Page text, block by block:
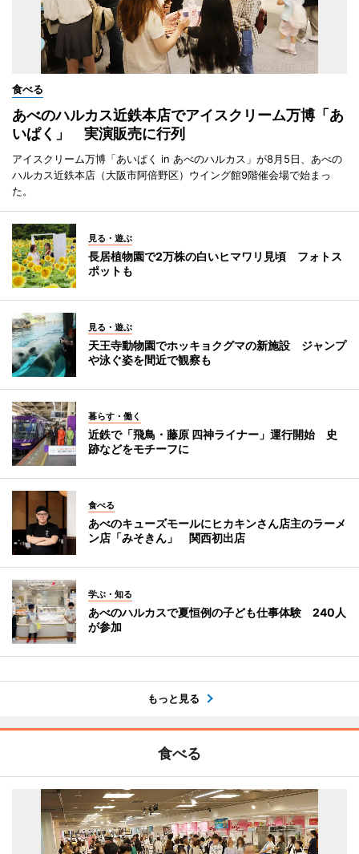
食べる
あべのハルカス近鉄本店でアイスクリーム万博「あ
いぱく」 実演販売に行列
アイスクリーム万博「あいぱく in あべのハルカス」が8月5日、あべの
ハルカス近鉄本店（大阪市阿倍野区）ウイング館9階催会場で始まっ
た。
見る・遊ぶ
長居植物園で2万株の白いヒマワリ見頃 フォトス
ポットも
見る・遊ぶ
天王寺動物園でホッキョクグマの新施設 ジャンプ
や泳ぐ姿を間近で観察も
暮らす・働く
近鉄で「飛鳥・藤原 四神ライナー」運行開始 史
跡などをモチーフに
食べる
あべのキューズモールにヒカキンさん店主のラーメ
ン店「みそきん」 関西初出店
学ぶ・知る
あべのハルカスで夏恒例の子ども仕事体験 240人
が参加
もっと見る
食べる